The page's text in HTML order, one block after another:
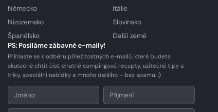
Německo
Itálie
Nizozemsko
Slovinsko
Španělsko
Další země
PS: Posíláme zábavné e-maily!
Přihlaste se k odběru příležitostných e-mailů, které budete
skutečně chtít číst: chutné campingové recepty, užitečné tipy a
triky, speciální nabídky a mnoho dalšího – bez spamu. :)